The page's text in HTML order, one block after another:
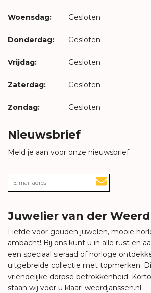
Woensdag: Gesloten
Donderdag: Gesloten
Vrijdag: Gesloten
Zaterdag: Gesloten
Zondag: Gesloten
Nieuwsbrief
Meld je aan voor onze nieuwsbrief
Juwelier van der
Liefde voor gouden juwelen, mooie
ambacht! Bij ons kunt u in alle rust en
een speciaal sieraad of horloge
uitgebreide collectie met topmerken.
vriendelijke dorpse betrokkenheid.
staan wij voor u klaar! weerdjanssen.nl